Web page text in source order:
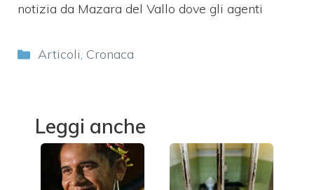
notizia da Mazara del Vallo dove gli agenti
Categorie
Articoli, Cronaca
Leggi anche